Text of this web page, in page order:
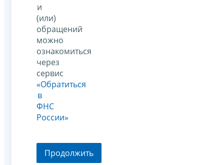
и
(или)
обращений
можно
ознакомиться
через
сервис
«Обратиться
в
ФНС
России»
Продолжить